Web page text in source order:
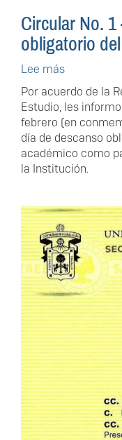
Circular No.
obligatorio
Lee más
Circular
No.
1
-
Día
de
descanso
del
02
de
febrero
Por acuerdo de la
Estudio, les
febrero (en
día de descanso
académico como
la Institución.